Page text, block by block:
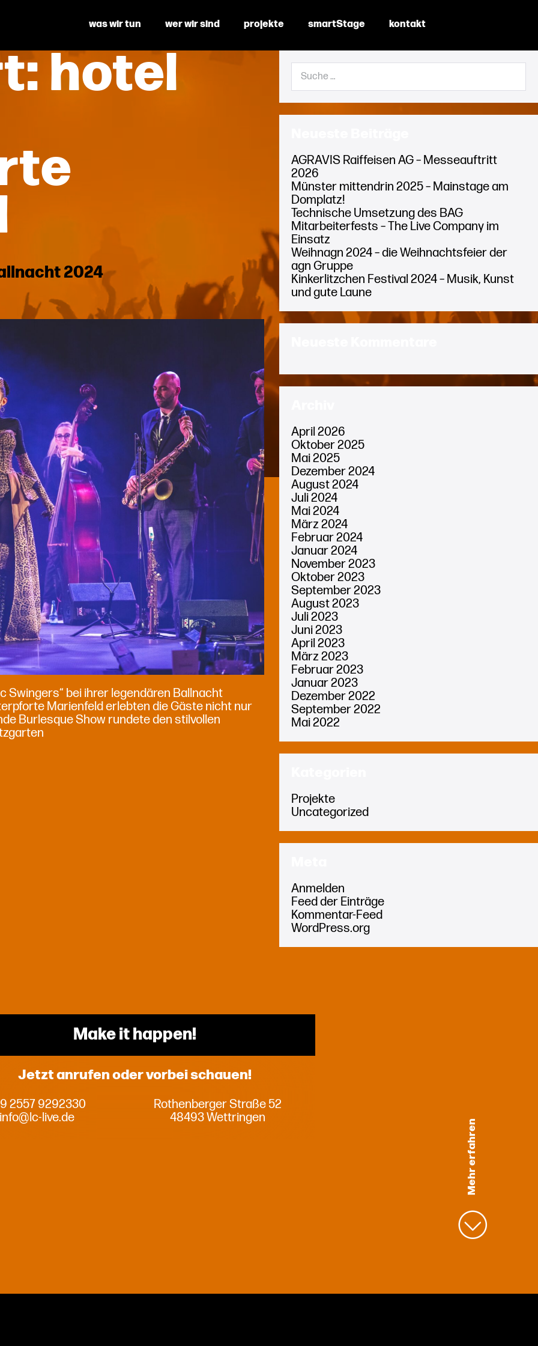
was wir tun wer wir sind projekte smartStage kontakt
Mehr erfahren
hotel
2024
Swingers“ bei ihrer legendären Ballnacht
Marienfeld erlebten die Gäste nicht nur
Burlesque Show rundete den stilvollen
Suche
nach:
AGRAVIS Raiffeisen AG – Messeauftritt
2026
Münster mittendrin 2025 – Mainstage am
Domplatz!
Technische Umsetzung des BAG
Mitarbeiterfests – The Live Company im
Einsatz
Weihnagn 2024 – die Weihnachtsfeier der
agn Gruppe
Kinkerlitzchen Festival 2024 – Musik, Kunst
und gute Laune
April 2026
Oktober 2025
Mai 2025
Dezember 2024
August 2024
Juli 2024
Mai 2024
März 2024
Februar 2024
Januar 2024
November 2023
Oktober 2023
September 2023
August 2023
Juli 2023
Juni 2023
April 2023
März 2023
Februar 2023
Januar 2023
Dezember 2022
September 2022
Mai 2022
Projekte
Uncategorized
Anmelden
Feed der Einträge
Kommentar-Feed
WordPress.org
Make it happen!
Jetzt anrufen oder vorbei schauen!
2557 9292330
info@lc-live.de
Rothenberger Straße 52
48493 Wettringen